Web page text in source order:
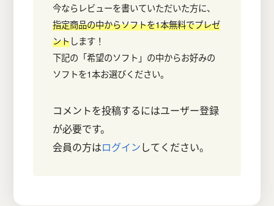
今ならレビューを書いていただいた方に、
指定商品の中からソフトを1本無料でプレゼ
ントします！
下記の「希望のソフト」の中からお好みの
ソフトを1本お選びください。
コメントを投稿するにはユーザー登録
が必要です。
会員の方はログインしてください。